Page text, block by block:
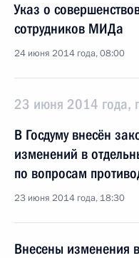
Указ о
сотрудников МИДа
24 июня 2014 года, 08:00
23 июня 2014 года,
В Госдуму внесён
изменений в
по вопросам
23 июня 2014 года, 18:30
Внесены изменения